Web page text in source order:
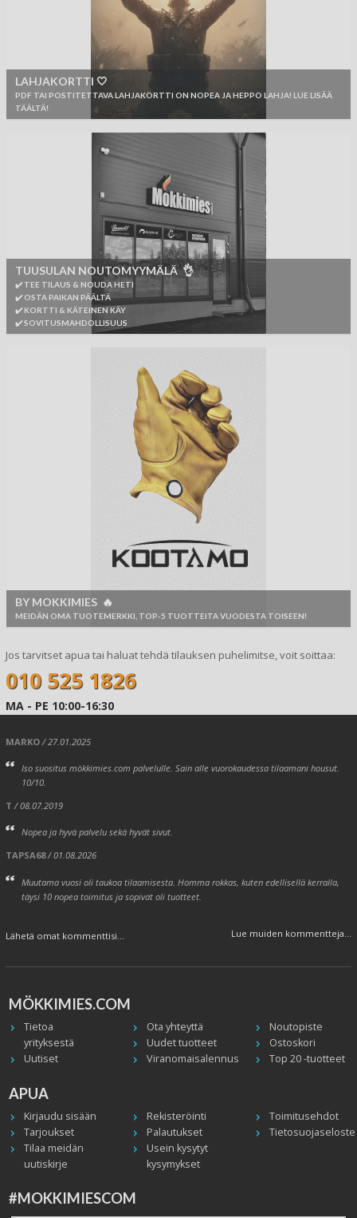
LAHJAKORTTI 🤍
PDF TAI POSTITETTAVA LAHJAKORTTI ON NOPEA JA HEPPO LAHJA! LUE LISÄÄ
TÄÄLTÄ!
TUUSULAN NOUTOMYYMÄLÄ 👌
✔️ TEE TILAUS & NOUDA HETI
✔️ OSTA PAIKAN PÄÄLTÄ
✔️ KORTTI & KÄTEINEN KÄY
✔️ SOVITUSMAHDOLLISUUS
BY MOKKIMIES 🔥
MEIDÄN OMA TUOTEMERKKI, TOP-5 TUOTTEITA VUODESTA TOISEEN!
Jos tarvitset apua tai haluat tehdä tilauksen puhelimitse, voit soittaa:
010 525 1826
MA - PE 10:00-16:30
MARKO / 27.01.2025
Iso suositus mökkimies.com palvelulle. Sain alle vuorokaudessa tilaamani housut.
10/10.
T / 08.07.2019
Nopea ja hyvä palvelu sekä hyvät sivut.
TAPSA68/ 01.08.2026
Muutama vuosi oli taukoa tilaamisesta. Homma rokkas, kuten edellisellä kerralla,
täysi 10 nopea toimitus ja sopivat oli tuotteet.
Lähetä omat kommenttisi... Lue muiden kommentteja...
MÖKKIMIES.COM
Tietoa
yrityksestä
Ota yhteyttä
Noutopiste
Uudet tuotteet
Ostoskori
Uutiset
Viranomaisalennus Top 20 -tuotteet
APUA
Kirjaudu sisään Rekisteröinti
Toimitusehdot
Tarjoukset
Palautukset
Tietosuojaseloste
Tilaa meidän
uutiskirje
Usein kysytyt
kysymykset
#MOKKIMIESCOM